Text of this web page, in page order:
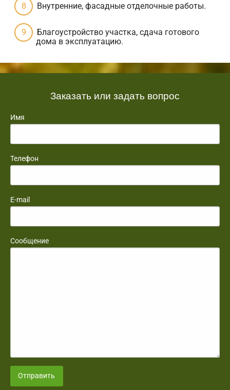
Внутренние, фасадные отделочные работы.
Благоустройство участка, сдача готового
дома в эксплуатацию.
Заказать или задать вопрос
Имя
Телефон
E-mail
Сообщение
Отправить